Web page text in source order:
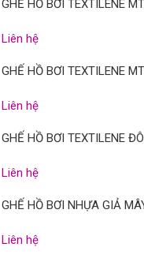
GHẾ HỒ BƠI TEXTILENE
Liên hệ
GHẾ HỒ BƠI TEXTILENE
Liên hệ
GHẾ HỒ BƠI TEXTILENE
Liên hệ
GHẾ HỒ BƠI NHỰA GIẢ
Liên hệ